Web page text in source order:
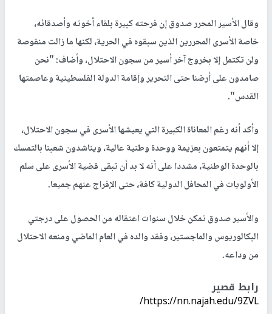
وقال الأسير المحرر صدوق إن فرحته كبيرة بلقاء أخوته وأصدقائه،
خاصة الأسرى المحررين الذين سبقوه في الحرية، لكنها ما زالت منقوصة
ولن تكتمل إلا بخروج آخر أسير من سجون الاحتلال، وأضاف: "نحن
صامدون على أرضنا حتى التحرير وإقامة الدولة الفلسطينية وعاصمتها
القدس".
وأكد أنه رغم المعاناة الكبيرة التي يعيشها الأسرى في سجون الاحتلال،
إلا أنهم يتمتعون بعزيمة ووحدة وطنية عالية، ويناشدون شعبنا بالتمسك
بالوحدة الوطنية، مشددا على أنه لا بد أن تبقى قضية الأسرى على سلم
الأولويات في المحافل الدولية كافة، حتى الإفراج عنهم جميعا.
والأسير صدوق تمكن خلال سنوات اعتقاله من الحصول على درجتي
البكالوريوس والماجستير، وفقد والده في العام الماضي ومنعه الاحتلال
من وداعه.
رابط قصير
https://nn.najah.edu/9ZVL/